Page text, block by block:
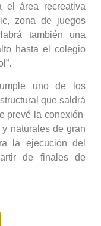
el área recreativa
zona de juegos
también una
hasta el colegio
uno de los
que saldrá
prevé la conexión
naturales de gran
la ejecución del
de finales de